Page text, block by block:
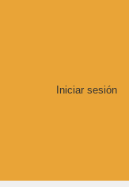
Iniciar sesión